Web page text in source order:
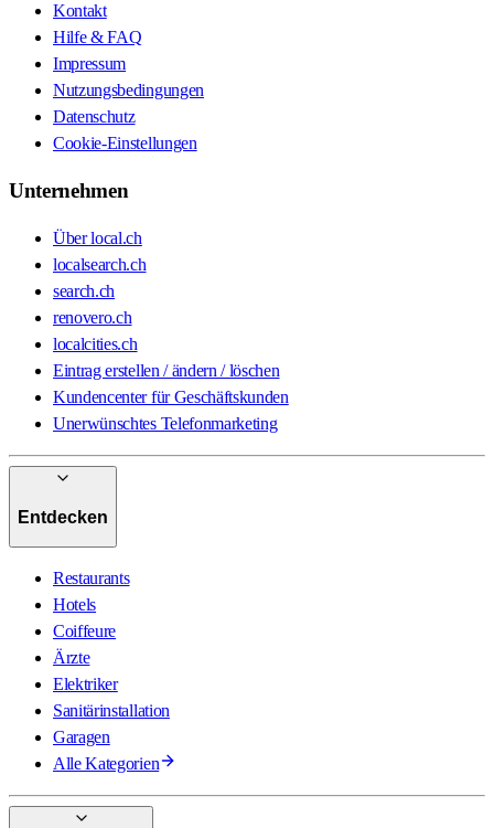
Kontakt
Hilfe & FAQ
Impressum
Nutzungsbedingungen
Datenschutz
Cookie-Einstellungen
Unternehmen
Über local.ch
localsearch.ch
search.ch
renovero.ch
localcities.ch
Eintrag erstellen / ändern / löschen
Kundencenter für Geschäftskunden
Unerwünschtes Telefonmarketing
Entdecken
Restaurants
Hotels
Coiffeure
Ärzte
Elektriker
Sanitärinstallation
Garagen
Alle Kategorien